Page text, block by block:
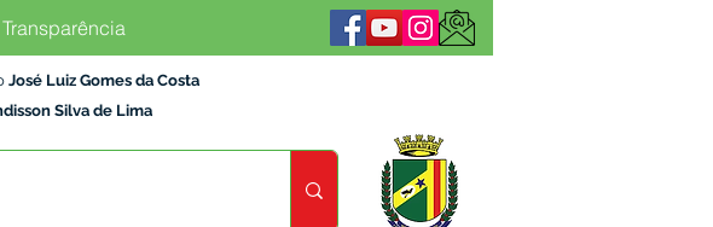
José Luiz Gomes da Costa
Silva de Lima